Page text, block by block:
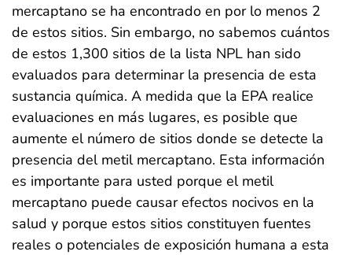
mercaptano se ha encontrado en por lo menos 2
de estos sitios. Sin embargo, no sabemos cuántos
de estos 1,300 sitios de la lista NPL han sido
evaluados para determinar la presencia de esta
sustancia química. A medida que la EPA realice
evaluaciones en más lugares, es posible que
aumente el número de sitios donde se detecte la
presencia del metil mercaptano. Esta información
es importante para usted porque el metil
mercaptano puede causar efectos nocivos en la
salud y porque estos sitios constituyen fuentes
reales o potenciales de exposición humana a esta